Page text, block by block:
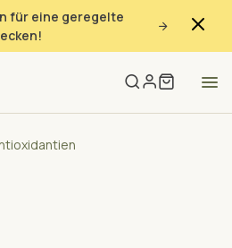
für eine geregelte